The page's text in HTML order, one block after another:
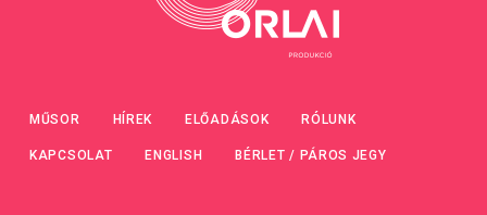
MŰSOR HÍREK ELŐADÁSOK RÓLUNK
KAPCSOLAT ENGLISH BÉRLET / PÁROS JEGY